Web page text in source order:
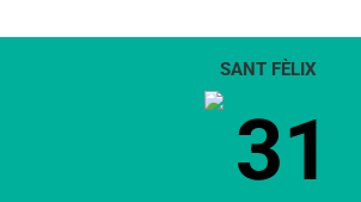
SANT FÈLIX
31